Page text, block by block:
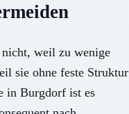
nicht, weil zu wenige
sie ohne feste Struktur
in Burgdorf ist es